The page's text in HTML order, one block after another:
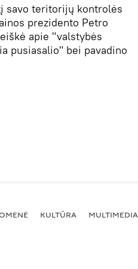
savo teritorijų kontrolės
prezidento Petro
apie "valstybės
pusiasalio" bei pavadino
KULTŪRA MULTIMEDIA